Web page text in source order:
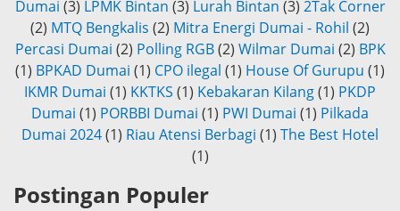
Dumai (3) LPMK Bintan (3) Lurah Bintan (3) 2Tak Corner
(2) MTQ Bengkalis (2) Mitra Energi Dumai - Rohil (2)
Percasi Dumai (2) Polling RGB (2) Wilmar Dumai (2) BPK
(1) BPKAD Dumai (1) CPO ilegal (1) House Of Gurupu (1)
IKMR Dumai (1) KKTKS (1) Kebakaran Kilang(1) PKDP
Dumai (1) PORBBI Dumai (1) PWI Dumai (1) Pilkada
Dumai 2024(1) Riau Atensi Berbagi (1) The Best Hotel
(1)
Postingan Populer